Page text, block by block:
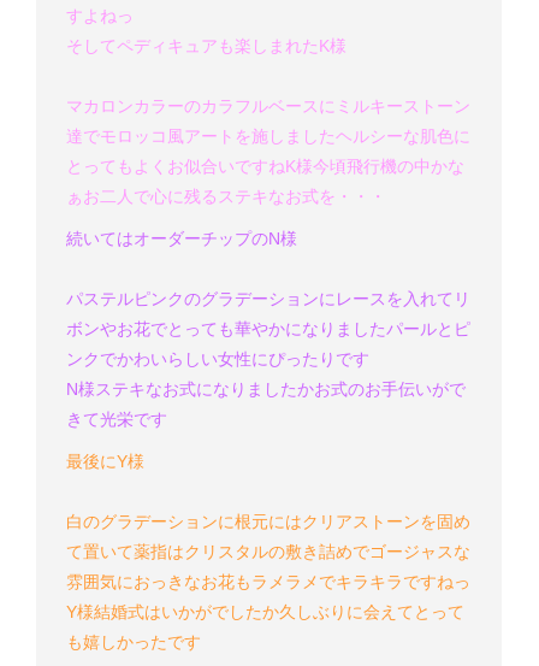
すよねっ
そしてペディキュアも楽しまれたK様
マカロンカラーのカラフルベースにミルキーストーン
達でモロッコ風アートを施しましたヘルシーな肌色に
とってもよくお似合いですねK様今頃飛行機の中かな
ぁお二人で心に残るステキなお式を・・・
続いてはオーダーチップのN様
パステルピンクのグラデーションにレースを入れて リ
ボンやお花でとっても華やかになりましたパールとピ
ンクでかわいらしい女性にぴったりです
N様ステキなお式になりましたかお式のお手伝いがで
きて光栄です
最後にY様
白のグラデーションに根元にはクリアストーンを固め
て置いて薬指はクリスタルの敷き詰めでゴージャスな
雰囲気におっきなお花もラメラメでキラキラですねっ
Y様結婚式はいかがでしたか久しぶりに会えてとって
も嬉しかったです